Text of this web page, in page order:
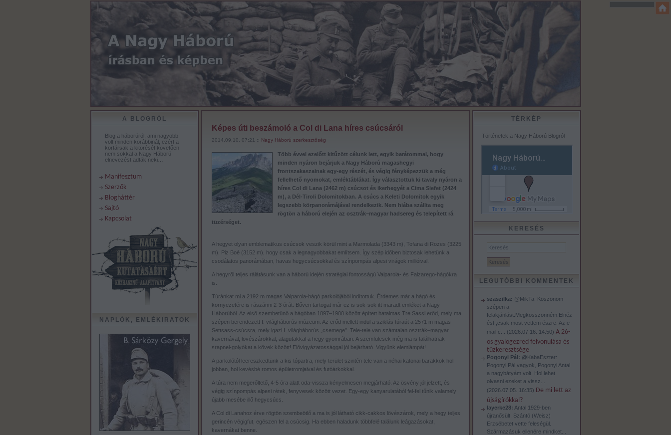
A BLOGRÓL
Blog a háborúról, ami nagyobb
volt minden korábbinál, ezért a
kortársak a kitörését követően
nem sokkal a Nagy Háború
elnevezést adták neki…
Manifesztum
Szerzők
Blogháttér
Sajtó
Kapcsolat
NAPLÓK, EMLÉKIRATOK
Képes úti beszámoló a Col di Lana híres csúcsáról
2014.09.10. 07:21 :: Nagy Háború szerkesztőség
Több évvel ezelőtt kitűzött célunk lett, egyik barátommal, hogy
minden nyáron bejárjuk a Nagy Háború magashegyi
frontszakaszainak egy-egy részét, és végig fényképezzük a még
fellelhető nyomokat, emléktáblákat. Így választottuk ki tavaly nyáron a
híres Col di Lana (2462 m) csúcsot és ikerhegyét a Cima Siefet (2424
m), a Dél-Tiroli Dolomitokban. A csúcs a Keleti Dolomitok egyik
legszebb körpanorámájával rendelkezik. Nem hiába szállta meg
rögtön a háború elején az osztrák–magyar hadsereg és telepített rá
tüzérséget.
A hegyet olyan emblematikus csúcsok veszik körül mint a Marmolada (3343 m), Tofana di Rozes (3225
m), Piz Boé (3152 m), hogy csak a legnagyobbakat említsem. Így szép időben biztosak lehetünk a
csodálatos panorámában, havas hegycsúcsokkal és színpompás alpesi virágok millióival.
A hegyről teljes rálátásunk van a háború idején stratégiai fontosságú Valparola- és Falzarego-hágókra
is.
Túránkat mi a 2192 m magas Valparola-hágó parkolójából indítottuk. Érdemes már a hágó és
környezetére is rászánni 2-3 órát. Bőven tartogat már ez is sok-sok itt maradt emléket a Nagy
Háborúból. Az első szembetűnő a hágóban 1897–1900 között épített hatalmas Tre Sassi erőd, mely ma
szépen berendezett I. világháborús múzeum. Az erőd mellett indul a sziklás túraút a 2571 m magas
Settsass-csúcsra, mely igazi I. világháborús „csemege”. Tele-tele van számtalan osztrák–magyar
kavernával, lövészárokkal, alagutakkal a hegy gyomrában. A szemfülesek még ma is találhatnak
srapnel-golyókat a kövek között! Elővigyázatossággal jól bejárható. Vigyünk elemlámpát!
A parkolótól leereszkedtünk a kis tópartra, mely terület szintén tele van a néhai katonai barakkok hol
jobban, hol kevésbé romos épületromjaival és futóárkokkal.
A túra nem megerőltető, 4-5 óra alatt oda-vissza kényelmesen megjárható. Az ösvény jól jelzett, és
végig színpompás alpesi rétek, fenyvesek között vezet. Egy-egy kanyarulatából fel-fel tűnik valamely
újabb mesébe illő hegycsúcs.
A Col di Lanahoz érve rögtön szembeötlő a ma is jól látható cikk-cakkos lövészárok, mely a hegy teljes
gerincén végigfut, egészen fel a csúcsig. Ha ebben haladunk többfelé találunk leágazásokat,
kavernákat benne.
TÉRKÉP
Történetek a Nagy Háború Blogról
KERESÉS
LEGUTÓBBI KOMMENTEK
szaszilka: @MikTa: Köszönöm
szépen a
felakjánlást.Megkösszönném.Elnéz
ést ,csak most vettem észre. Az e-
mail c...
(2026.07.16. 14:50) A 26-
os gyalogezred felvonulása és
tűzkeresztsége
Pogonyi Pál: @KabaEszter:
Pogonyi Pál vagyok, Pogonyi Antal
a nagybátyám volt. Hol lehet
olvasni ezeket a vissz...
(2026.07.05. 16:35) De mi lett az
újságírókkal?
layerke28: Antal 1929-ben
újranősült, Szántó (Weisz)
Erzsébetet vette feleségül.
Származásuk ellenére mindket...